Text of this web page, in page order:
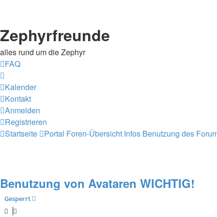
Zephyrfreunde
alles rund um die Zephyr
FAQ
Kalender
Kontakt
Anmelden
Registrieren
Startseite
Portal Foren-Übersicht Infos Benutzung des
Benutzung von Avataren WICHTIG!
Gesperrt